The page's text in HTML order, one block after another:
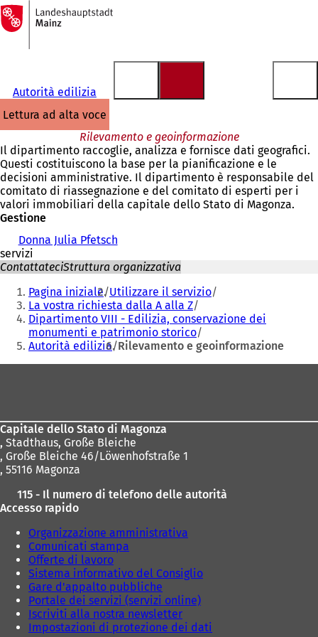
Vai al contenuto
Alla
pagina
iniziale
Autorità edilizia
lettura ad alta voce
Rilevamento e geoinformazione
Il dipartimento raccoglie, analizza e fornisce dati geografici.
Questi costituiscono la base per la pianificazione e le
decisioni amministrative. Il dipartimento è responsabile del
comitato di riassegnazione e del comitato di esperti per i
valori immobiliari della capitale dello Stato di Magonza.
Gestione
Donna Julia Pfetsch
servizi
ContattateciStruttura organizzativa
Siete
qui:
Pagina iniziale Utilizzare il servizio
La vostra richiesta dalla A alla Z
Dipartimento VIII - Edilizia, conservazione dei
monumenti e patrimonio storico
Autorità edilizia Rilevamento e geoinformazione
Capitale dello Stato di Magonza
, Stadthaus, Große Bleiche
, Große Bleiche 46/Löwenhofstraße 1
, 55116 Magonza
115 - Il numero di telefono delle autorità
Accesso rapido
Organizzazione amministrativa
Comunicati stampa
Offerte di lavoro
Sistema informativo del Consiglio
Gare d'appalto pubbliche
Portale dei servizi (servizi online)
Iscriviti alla nostra newsletter
Impostazioni di protezione dei dati